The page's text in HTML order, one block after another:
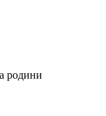
родини